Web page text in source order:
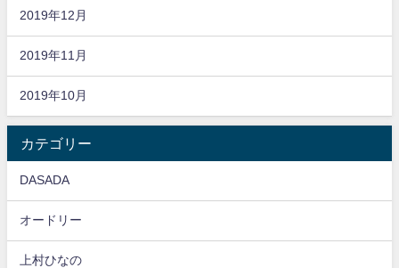
2019年12月
2019年11月
2019年10月
カテゴリー
DASADA
オードリー
上村ひなの